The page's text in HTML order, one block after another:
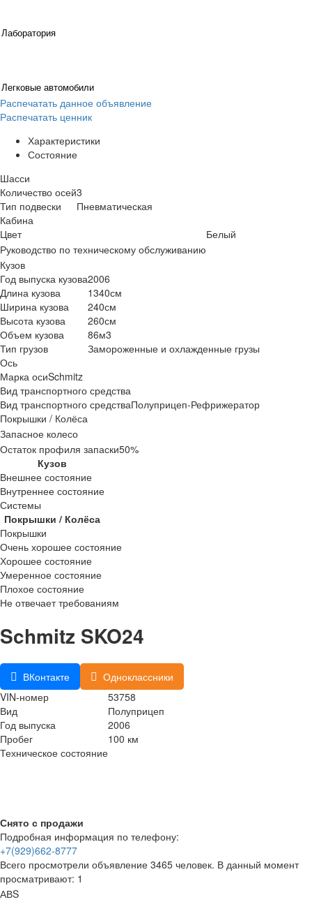
Лаборатория
Легковые автомобили
Распечатать данное объявление
Распечатать ценник
Характеристики
Состояние
Шасси
Количество осей3
Тип подвески
Пневматическая
Кабина
Цвет
Белый
Руководство по техническому обслуживанию
Кузов
Год выпуска кузова2006
Длина кузова
1340см
Ширина кузова
240см
Высота кузова
260см
Объем кузова
86м3
Тип грузов
Замороженные и охлажденные грузы
Ось
Марка осиSchmitz
Вид транспортного средства
Вид транспортного средстваПолуприцеп-Рефрижератор
Покрышки / Колёса
Запасное колесо
Остаток профиля запаски50%
Кузов
Внешнее состояние
Внутреннее состояние
Системы
Покрышки / Колёса
Покрышки
Очень хорошее состояние
Хорошее состояние
Умеренное состояние
Плохое состояние
Не отвечает требованиям
Schmitz SKO24
ВКонтакте
Одноклассники
VIN-номер
53758
Вид
Полуприцеп
Год выпуска
2006
Пробег
100 км
Техническое состояние
Снято с продажи
Подробная информация по телефону:
+7(929)662-8777
Всего просмотрели объявление 3465 человек. В данный момент
просматривают: 1
АВS